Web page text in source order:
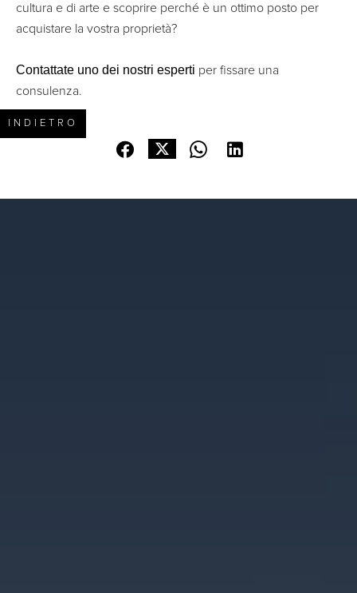
cultura e di arte e scoprire perché è un ottimo posto per
acquistare la vostra proprietà?
Contattate uno dei nostri esperti per fissare una
consulenza.
INDIETRO